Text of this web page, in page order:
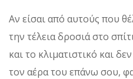
Αν είσαι από αυτούς που
την τέλεια δροσιά στο
και το κλιματιστικό και
τον αέρα του επάνω σου,